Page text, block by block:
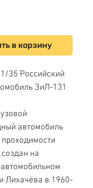
в корзину
35 Российский
ЗиЛ-131
автомобиль
на
Лихачёва в 1960-